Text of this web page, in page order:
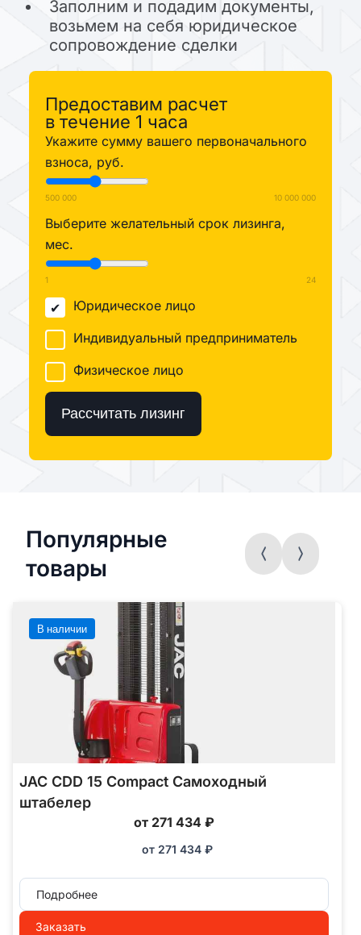
Заполним и подадим документы,
возьмем на себя юридическое
сопровождение сделки
Предоставим расчет
в течение 1 часа
Укажите сумму вашего первоначального
взноса, руб.
500 000 10 000 000
Выберите желательный срок лизинга,
мес.
1 24
Юридическое лицо
Индивидуальный предприниматель
Физическое лицо
Рассчитать лизинг
Популярные
товары
В наличии
JAC CDD 15 Compact Самоходный
штабелер
от 271 434 ₽
от 271 434 ₽
Подробнее
Заказать